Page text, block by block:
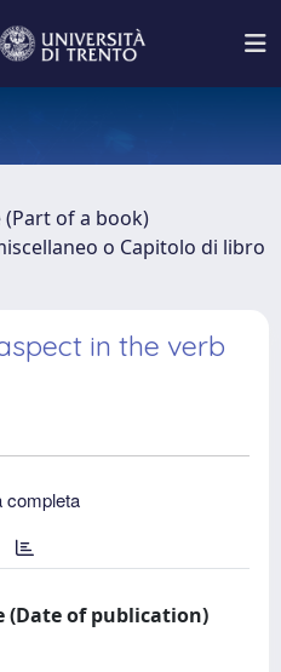
of a book)
o Capitolo di libro
in the verb
completa
(Date of publication)